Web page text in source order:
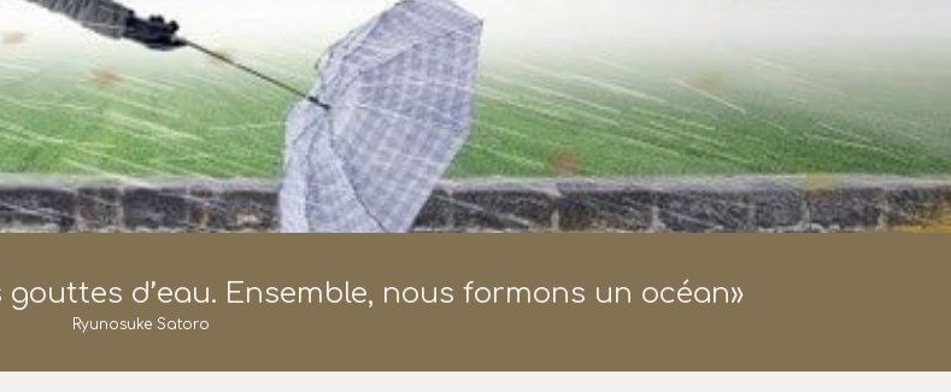
d’eau. Ensemble, nous formons un océan»
Ryunosuke Satoro